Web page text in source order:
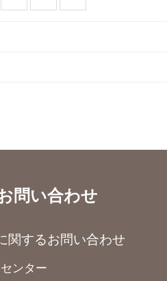
問い合わせ
関するお問い合わせ
ンター